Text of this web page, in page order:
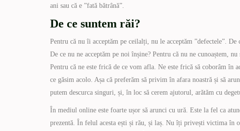
ani sau că e ”fată bătrână”.
De ce suntem răi?
Pentru că nu îi acceptăm pe ceilalți, nu le acceptăm ”defectele”.
De ce nu ne acceptăm pe noi înșine? Pentru că nu ne cunoaștem,
Pentru că ne este frică de ce vom afla. Ne este frică să coborâm în
ce găsim acolo. Așa că preferăm să privim în afara noastră și să
putem descurca singuri, și, în loc să cerem ajutorul, arătăm cu
În mediul online este foarte ușor să arunci cu ură. Este la fel ca
prezentă. În felul acesta ești și rău, și laș. Nu îți privești victima în